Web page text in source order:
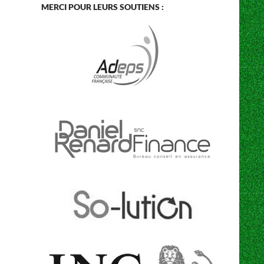
MERCI POUR LEURS SOUTIENS :